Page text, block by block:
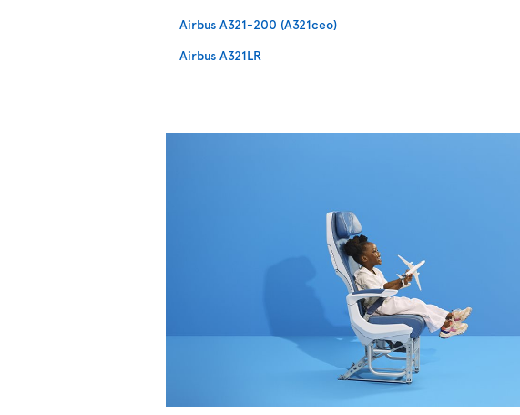
Airbus A321-200 (A321ceo)
Airbus A321LR